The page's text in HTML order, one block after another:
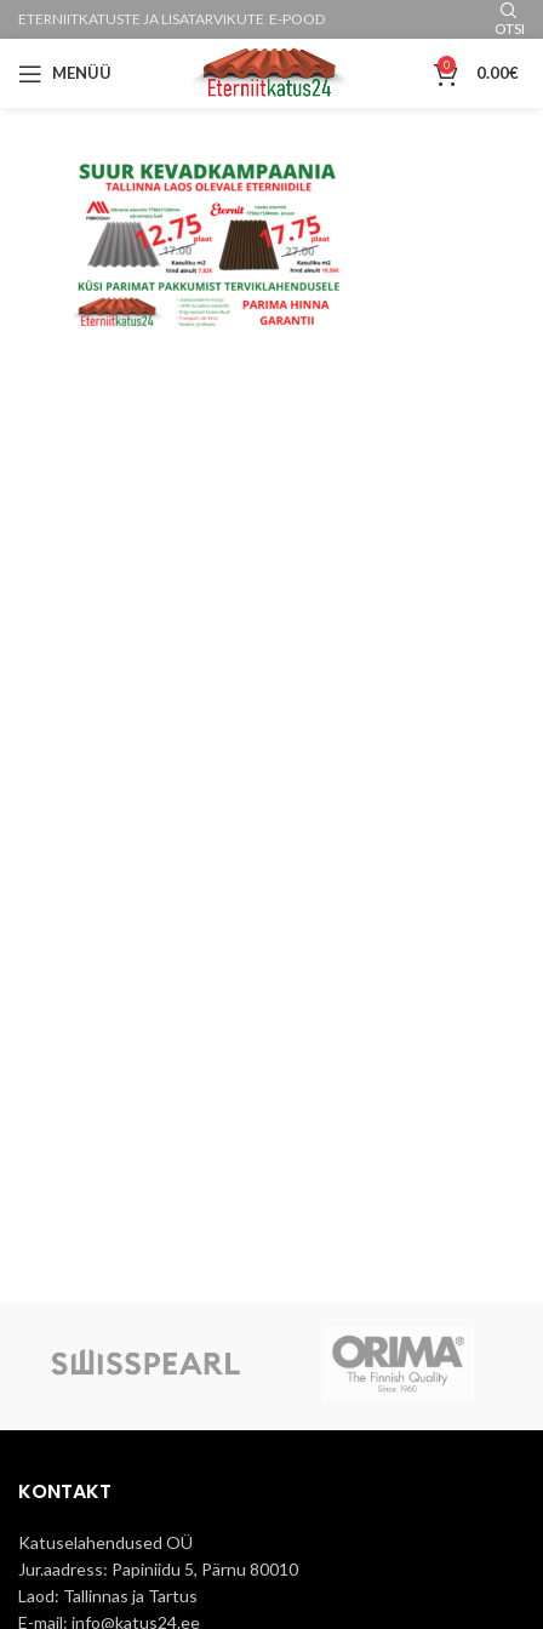
ETERNIITKATUSTE JA LISATARVIKUTE E-POOD
OTSI
MENÜÜ 0 0.00€
KONTAKT
Katuselahendused OÜ
Jur.aadress: Papiniidu 5, Pärnu 80010
Laod: Tallinnas ja Tartus
E-mail: info@katus24.ee